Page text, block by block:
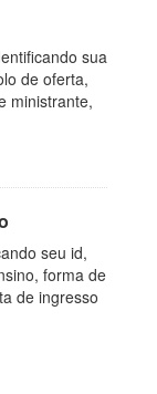
sua
de oferta,
ministrante,
seu id,
forma de
de ingresso